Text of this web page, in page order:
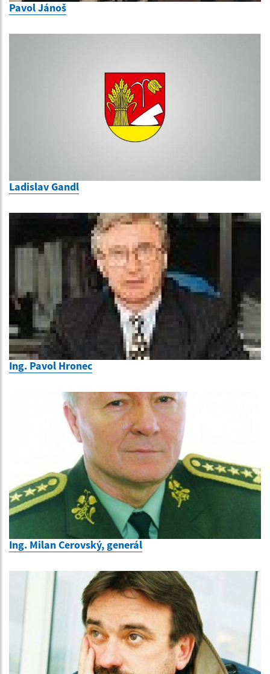
Pavol Jánoš
Ladislav Gandl
Ing. Pavol Hronec
Ing. Milan Cerovský, generál